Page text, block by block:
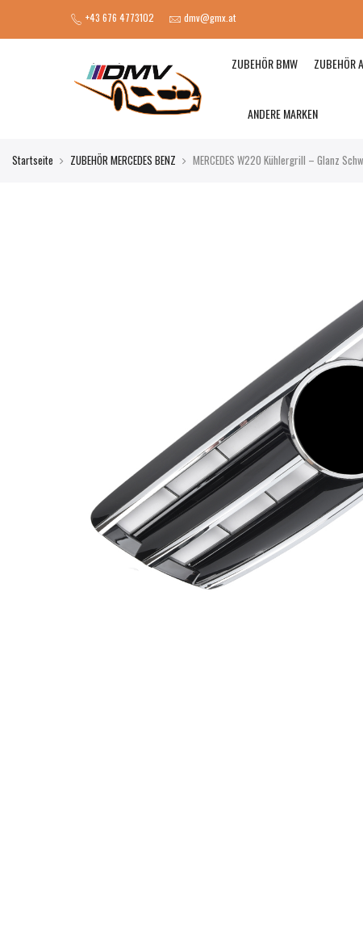
+43 676 4773102 dmv@gmx.at
ZUBEHÖR BMW ZUBEHÖR
ANDERE MARKEN
Startseite ZUBEHÖR MERCEDES BENZ MERCEDES W220 Kühlergrill – Glanz